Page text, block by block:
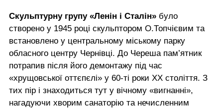
Скульптурну групу «Ленін і Сталін» було
створено у 1945 році скульптором О.Топчієвим та
встановлено у центральному міському парку
обласного центру Чернівці. До Череша пам’ятник
потрапив після його демонтажу під час
«хрущовської оттєпєлі» у 60-ті роки ХХ століття. З
тих пір і знаходиться тут у вічному «вигнанні»,
нагадуючи хворим санаторію та нечисленним